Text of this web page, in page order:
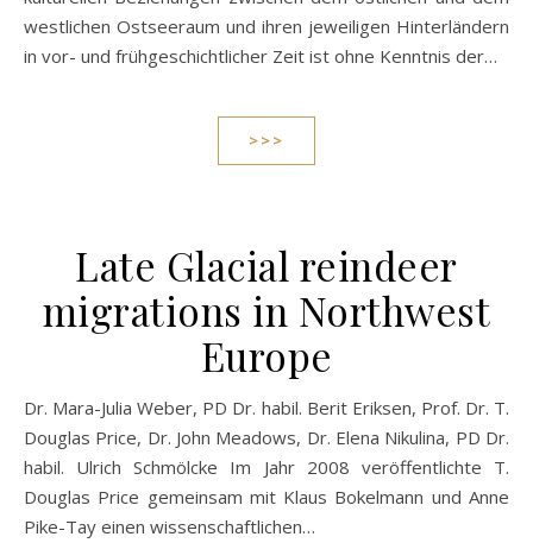
westlichen Ostseeraum und ihren jeweiligen Hinterländern
in vor- und frühgeschichtlicher Zeit ist ohne Kenntnis der…
>>>
Late Glacial reindeer
migrations in Northwest
Europe
Dr. Mara-Julia Weber, PD Dr. habil. Berit Eriksen, Prof. Dr. T.
Douglas Price, Dr. John Meadows, Dr. Elena Nikulina, PD Dr.
habil. Ulrich Schmölcke Im Jahr 2008 veröffentlichte T.
Douglas Price gemeinsam mit Klaus Bokelmann und Anne
Pike-Tay einen wissenschaftlichen…